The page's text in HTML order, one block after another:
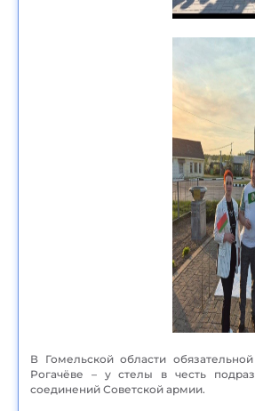
В Гомельской области
Рогачёве – у стелы в честь
соединений Советской армии.